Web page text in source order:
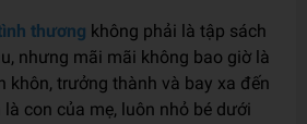
thương không phải là tập sách
nhưng mãi mãi không bao giờ là
khôn, trưởng thành và bay xa đến
con của mẹ, luôn nhỏ bé dưới